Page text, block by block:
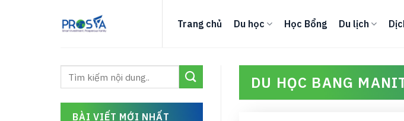
Trang chủ Du học Học Bổng Du lịch
BÀI VIẾT MỚI NHẤT
DU HỌC BANG